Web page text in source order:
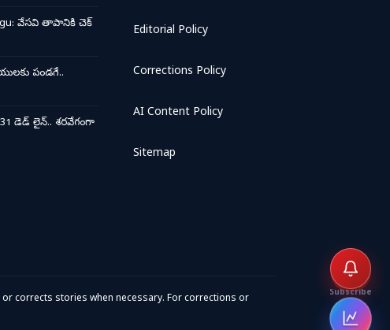
వేసవి తాపానికి చెక్
పండగే..
డెడ్ లైన్.. శరవేగంగా
Editorial Policy
Corrections Policy
AI Content Policy
Sitemap
corrects stories when necessary. For corrections or
Subscribe